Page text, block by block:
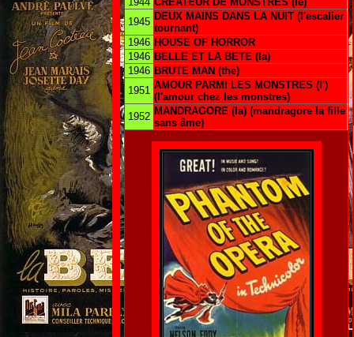
1945 DEUX MAINS DANS LA NUIT (l'escalier
tournant)
1946 HOUSE OF HORROR
1946 BELLE ET LA BETE (la)
1946 BRUTE MAN (the)
1951 AMOUR PARMI LES MONSTRES (l')
(l'amour chez les monstres)
1952 MANDRAGORE (la) (mandragore la fille
sans âme)